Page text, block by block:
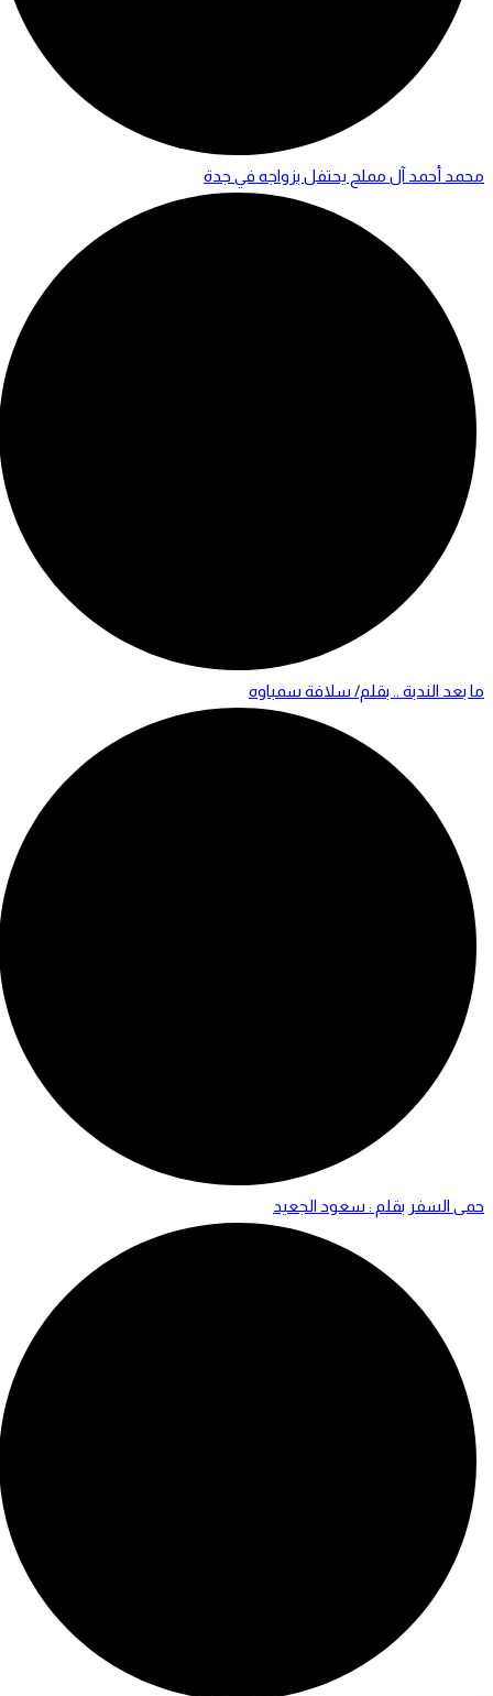
محمد أحمد آل مملح يحتفل بزواجه في جدة
ما بعد الندبة .. بقلم/ سلافة سمباوه
حمى السفر بقلم : سعود الجعيد